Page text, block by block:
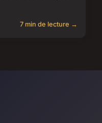
7 min de lecture →